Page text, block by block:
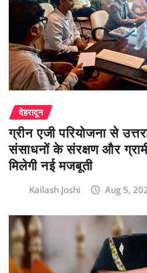
देहरादून
ग्रीन एजी परियोजना से
संसाधनों के संरक्षण और
मिलेगी नई मजबूती
Kailash Joshi Aug 5,